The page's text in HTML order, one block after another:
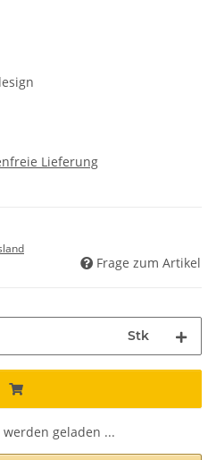
Lieferung
Frage zum Artikel
Stk
geladen ...